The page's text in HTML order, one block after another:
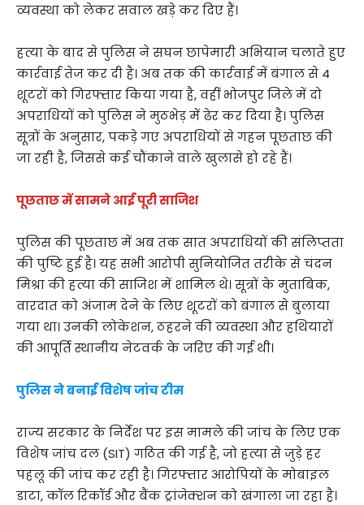
व्यवस्था को लेकर सवाल खड़े कर दिए हैं।
हत्या के बाद से पुलिस ने सघन छापेमारी अभियान चलाते हुए
कार्रवाई तेज कर दी है। अब तक की कार्रवाई में बंगाल से 4
शूटरों को गिरफ्तार किया गया है, वहीं भोजपुर जिले में दो
अपराधियों को पुलिस ने मुठभेड़ में ढेर कर दिया है। पुलिस
सूत्रों के अनुसार, पकड़े गए अपराधियों से गहन पूछताछ की
जा रही है, जिससे कई चौंकाने वाले खुलासे हो रहे हैं।
पूछताछ में सामने आई पूरी साजिश
पुलिस की पूछताछ में अब तक सात अपराधियों की संलिप्तता
की पुष्टि हुई है। यह सभी आरोपी सुनियोजित तरीके से चंदन
मिश्रा की हत्या की साजिश में शामिल थे। सूत्रों के मुताबिक,
वारदात को अंजाम देने के लिए शूटरों को बंगाल से बुलाया
गया था। उनकी लोकेशन, ठहरने की व्यवस्था और हथियारों
की आपूर्ति स्थानीय नेटवर्क के जरिए की गई थी।
पुलिस ने बनाई विशेष जांच टीम
राज्य सरकार के निर्देश पर इस मामले की जांच के लिए एक
विशेष जांच दल (SIT) गठित की गई है, जो हत्या से जुड़े हर
पहलू की जांच कर रही है। गिरफ्तार आरोपियों के मोबाइल
डाटा, कॉल रिकॉर्ड और बैंक ट्रांजेक्शन को खंगाला जा रहा है।